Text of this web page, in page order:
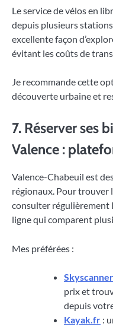
Le service de vélos en
depuis plusieurs
excellente façon
évitant les coûts de
Je recommande cette
découverte urbaine et
7. Réserver ses
Valence :
Valence-Chabeuil est
régionaux. Pour trouver
consulter régulièrement
ligne qui comparent
Mes préférées :
prix et
depuis
Kayak.fr :